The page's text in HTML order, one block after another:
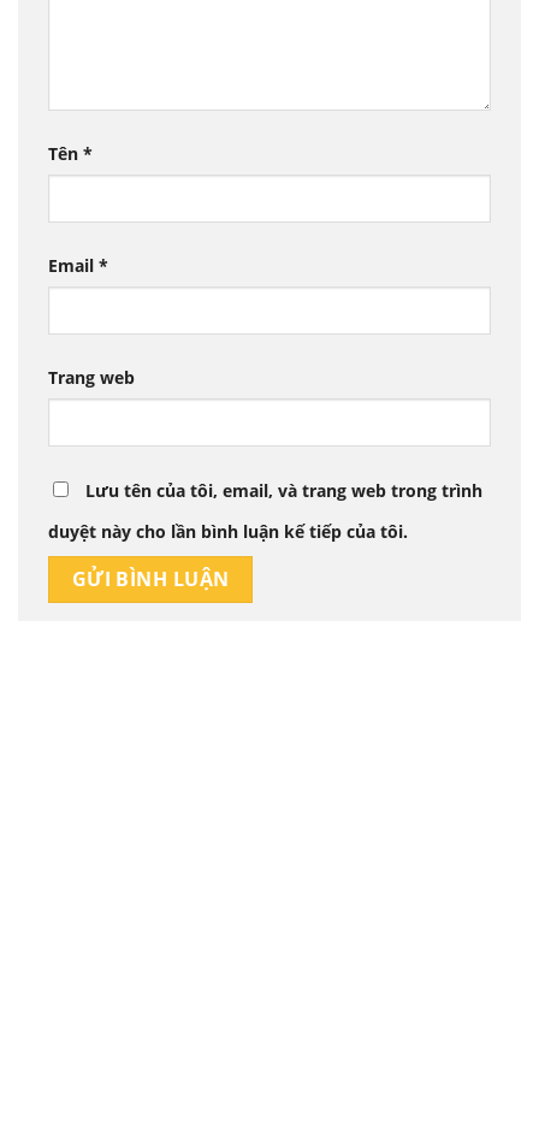
Tên *
Email *
Trang web
Lưu tên của tôi, email, và trang web trong trình
duyệt này cho lần bình luận kế tiếp của tôi.